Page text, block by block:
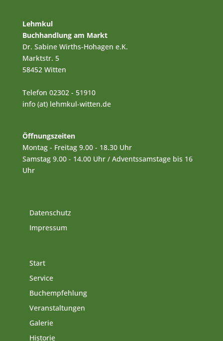
Lehmkul
Buchhandlung am Markt
Dr. Sabine Wirths-Hohagen e.K.
Marktstr. 5
58452 Witten
Telefon 02302 - 51910
info (at) lehmkul-witten.de
Öffnungszeiten
Montag - Freitag 9.00 - 18.30 Uhr
Samstag 9.00 - 14.00 Uhr / Adventssamstage bis 16
Uhr
Datenschutz
Impressum
Start
Service
Buchempfehlung
Veranstaltungen
Galerie
Historie